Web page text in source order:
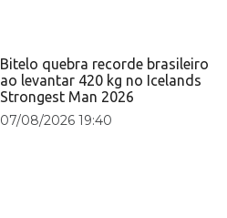
Bitelo quebra recorde brasileiro
ao levantar 420 kg no Icelands
Strongest Man 2026
07/08/2026 19:40